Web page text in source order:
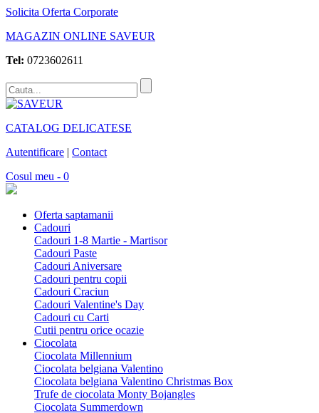
Solicita Oferta Corporate
MAGAZIN ONLINE SAVEUR
Tel: 0723602611
CATALOG DELICATESE
Autentificare | Contact
Cosul meu - 0
Oferta saptamanii
Cadouri
Cadouri 1-8 Martie - Martisor
Cadouri Paste
Cadouri Aniversare
Cadouri pentru copii
Cadouri Craciun
Cadouri Valentine's Day
Cadouri cu Carti
Cutii pentru orice ocazie
Ciocolata
Ciocolata Millennium
Ciocolata belgiana Valentino
Ciocolata belgiana Valentino Christmas Box
Trufe de ciocolata Monty Bojangles
Ciocolata Summerdown